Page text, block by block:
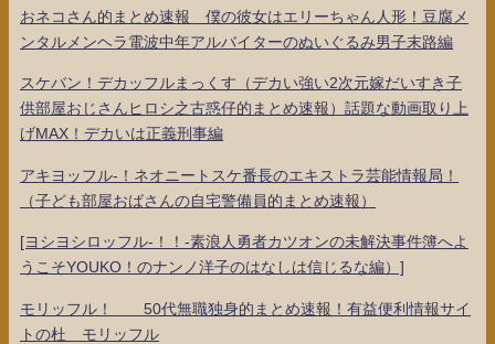
おネコさん的まとめ速報 僕の彼女はエリーちゃん人形！豆腐メ
ンタルメンヘラ電波中年アルバイターのぬいぐるみ男子末路編
スケバン！デカッフルまっくす（デカい強い2次元嫁だいすき子
供部屋おじさんヒロシ之古惑仔的まとめ速報）話題な動画取り上
げMAX！デカいは正義刑事編
アキヨッフル-！ネオニートスケ番長のエキストラ芸能情報局！
（子ども部屋おばさんの自宅警備員的まとめ速報）
[ヨシヨシロッフル-！！-素浪人勇者カツオンの未解決事件簿へよ
うこそYOUKO！のナンノ洋子のはなしは信じるな編）]
モリッフル！ 50代無職独身的まとめ速報！有益便利情報サイ
トの杜 モリッフル